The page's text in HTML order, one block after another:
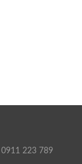
0911 223 789